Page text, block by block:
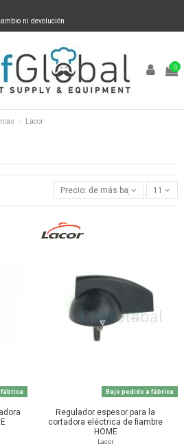
ni devolución
0
Lacor
Precio: de más bajo a más alto
11
fábrica Bajo pedido a fábrica
Regulador espesor para la
cortadora eléctrica de fiambre
HOME
Lacor